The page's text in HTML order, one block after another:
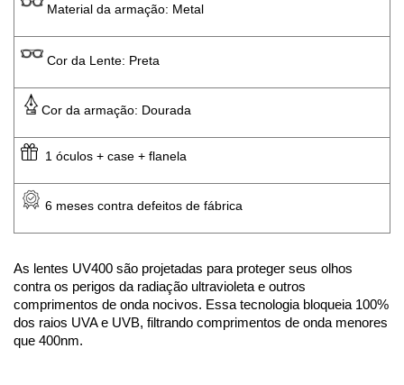
Material da armação: Metal
Cor da Lente: Preta
Cor da armação: Dourada
1 óculos + case + flanela
6 meses contra defeitos de fábrica
As lentes UV400 são projetadas para proteger seus olhos
contra os perigos da radiação ultravioleta e outros
comprimentos de onda nocivos. Essa tecnologia bloqueia 100%
dos raios UVA e UVB, filtrando comprimentos de onda menores
que 400nm.